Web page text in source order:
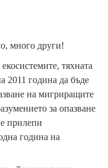
много други!
тяхната
2011 година да бъде
на мигриращите
за опазване
прилепи
година на